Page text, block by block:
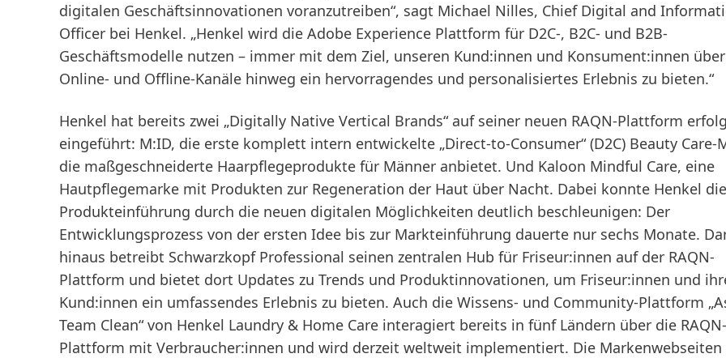
digitalen Geschäftsinnovationen voranzutreiben“, sagt Michael Nilles, Chief Digital and
Officer bei Henkel. „Henkel wird die Adobe Experience Plattform für D2C-, B2C- und B2B-
Geschäftsmodelle nutzen – immer mit dem Ziel, unseren Kund:innen und Konsument:innen
Online- und Offline-Kanäle hinweg ein hervorragendes und personalisiertes Erlebnis zu bieten.“
Henkel hat bereits zwei „Digitally Native Vertical Brands“ auf seiner neuen RAQN-Plattform
eingeführt: M:ID, die erste komplett intern entwickelte „Direct-to-Consumer“(D2C) Beauty Care-
die maßgeschneiderte Haarpflegeprodukte für Männer anbietet. Und Kaloon Mindful Care, eine
Hautpflegemarke mit Produkten zur Regeneration der Haut über Nacht. Dabei konnte Henkel die
Produkteinführung durch die neuen digitalen Möglichkeiten deutlich beschleunigen: Der
Entwicklungsprozess von der ersten Idee bis zur Markteinführung dauerte nur sechs Monate.
hinaus betreibt Schwarzkopf Professional seinen zentralen Hub für Friseur:innen auf der RAQN-
Plattform und bietet dort Updates zu Trends und Produktinnovationen, um Friseur:innen und
Kund:innen ein umfassendes Erlebnis zu bieten. Auch die Wissens- und Community-Plattform
Team Clean“ von Henkel Laundry & Home Care interagiert bereits in fünf Ländern über die RAQN-
Plattform mit Verbraucher:innen und wird derzeit weltweit implementiert. Die Markenwebseiten